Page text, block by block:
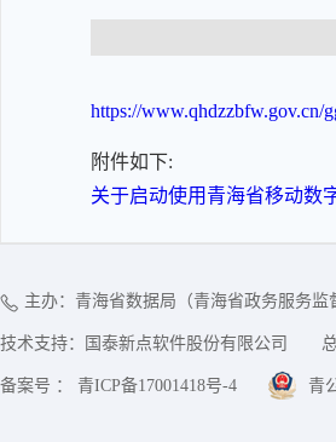
https://www.qhdzzbfw.gov.cn/
附件如下:
关于启动使用青海省移动数
主办：青海省数据局（青海省政务服务监
技术支持：国泰新点软件股份有限公司
备案号 ： 青ICP备17001418号-4 青